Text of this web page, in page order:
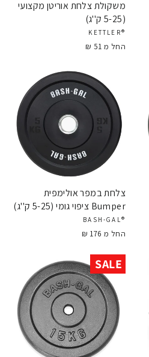
משקולת צלחת אוריטן מקצועי
(5-25 ק''ג)
®KETTLER
החל מ 51 ₪
צלחת במפר אולימפית
Bumper ציפוי גומי (5-25 ק''ג)
®BASH-GAL
החל מ 176 ₪
SALE